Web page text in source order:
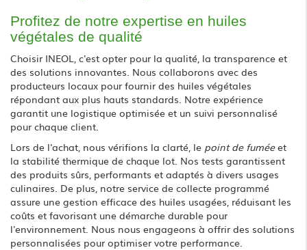
Profitez de notre expertise en huiles
végétales de qualité
Choisir INEOL, c'est opter pour la qualité, la transparence et
des solutions innovantes. Nous collaborons avec des
producteurs locaux pour fournir des huiles végétales
répondant aux plus hauts standards. Notre expérience
garantit une logistique optimisée et un suivi personnalisé
pour chaque client.
Lors de l'achat, nous vérifions la clarté, le point de fuméeet
la stabilité thermique de chaque lot. Nos tests garantissent
des produits sûrs, performants et adaptés à divers usages
culinaires. De plus, notre service de collecte programmé
assure une gestion efficace des huiles usagées, réduisant les
coûts et favorisant une démarche durable pour
l'environnement. Nous nous engageons à offrir des solutions
personnalisées pour optimiser votre performance.